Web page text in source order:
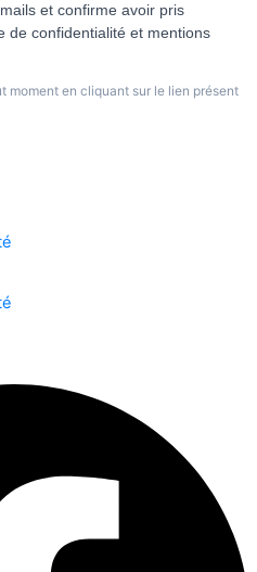
et confirme avoir pris
de confidentialité et mentions
moment en cliquant sur le lien présent